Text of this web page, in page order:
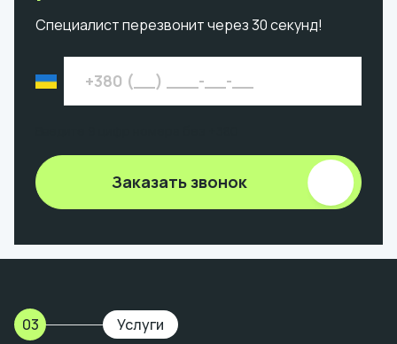
Специалист перезвонит через 30 секунд!
Заказать звонок
03 Услуги